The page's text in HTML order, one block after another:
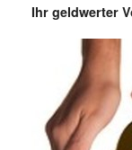
Ihr geldwerter